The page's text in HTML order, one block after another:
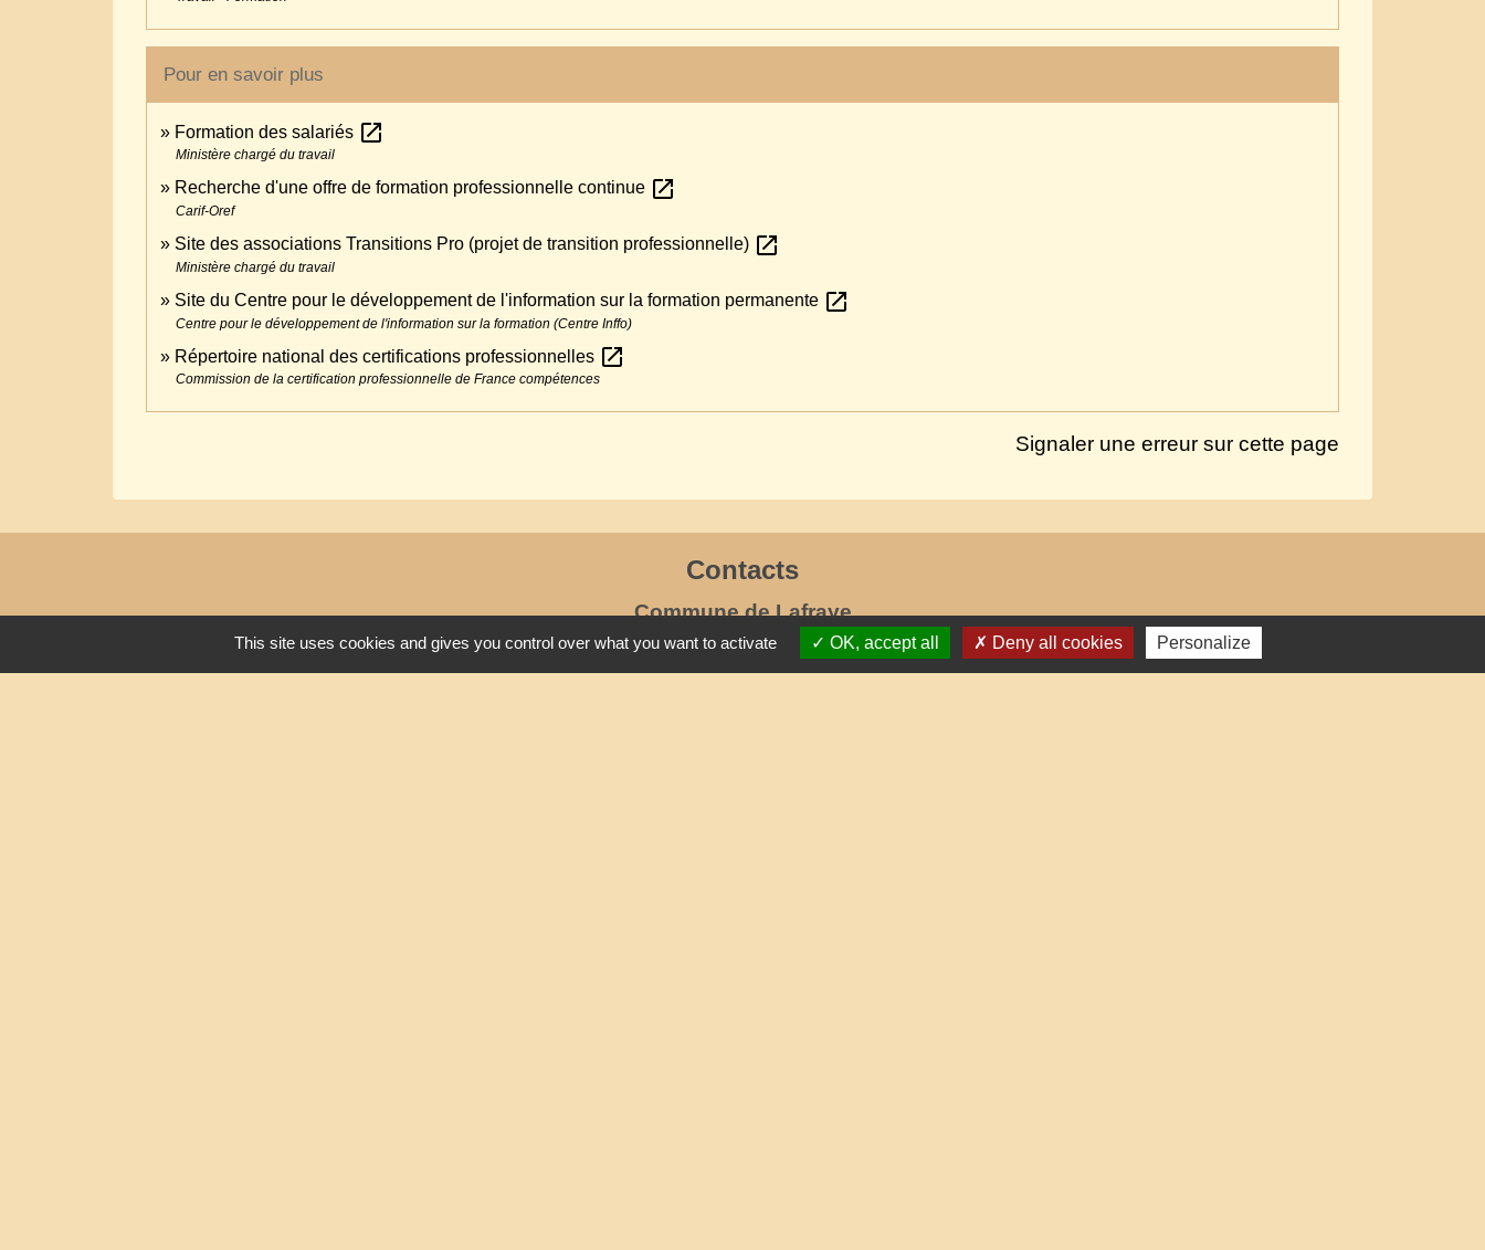
Pour en savoir plus
Formation des salariés open_in_new
Ministère chargé du travail
Recherche d'une offre de formation professionnelle continue open_in_new
Carif-Oref
Site des associations Transitions Pro (projet de transition professionnelle) open_in_new
Ministère chargé du travail
Site du Centre pour le développement de l'information sur la formation permanente open_in_new
Centre pour le développement de l'information sur la formation (Centre Inffo)
Répertoire national des certifications professionnelles open_in_new
Commission de la certification professionnelle de France compétences
Signaler une erreur sur cette page
Contacts
Commune de Lafraye
19, rue de l'Eglise
60510 Lafraye - FRANCE
This site uses cookies and gives you control over what you want to activate OK, accept all Deny all cookies Personalize